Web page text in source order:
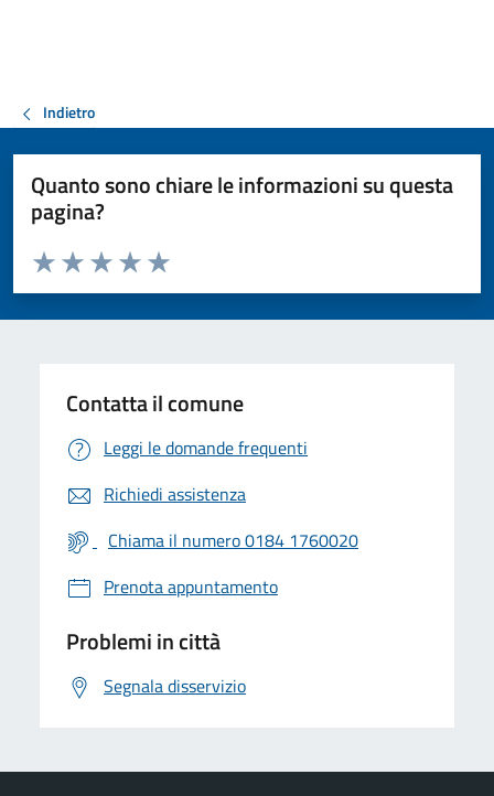
Indietro
Quanto sono chiare le informazioni su questa
pagina?
Valuta da 1 a 5 stelle la pagina
Valuta 5 stelle su 5
Valuta 4 stelle su 5
Valuta 3 stelle su 5
Valuta 2 stelle su 5
Valuta 1 stelle su 5
Contatta il comune
Leggi le domande frequenti
Richiedi assistenza
Chiama il numero 0184 1760020
Prenota appuntamento
Problemi in città
Segnala disservizio